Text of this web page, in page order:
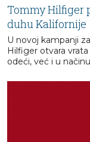
Tommy Hilfiger
duhu Kalifornije
U novoj kampanji
Hilfiger otvara
odeći, već i u